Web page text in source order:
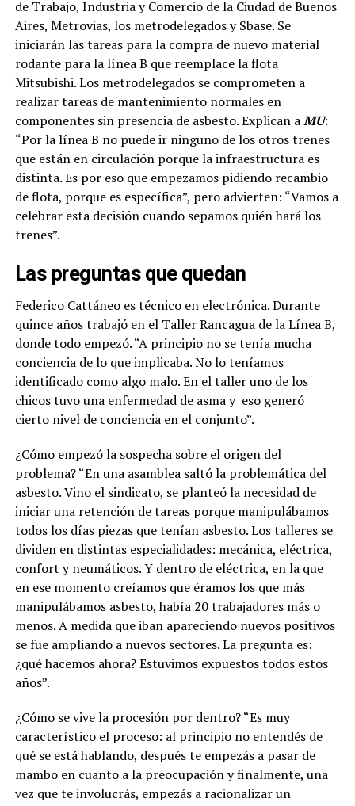
de Trabajo, Industria y Comercio de la Ciudad de Buenos
Aires, Metrovias, los metrodelegados y Sbase. Se
iniciarán las tareas para la compra de nuevo material
rodante para la línea B que reemplace la flota
Mitsubishi. Los metrodelegados se comprometen a
realizar tareas de mantenimiento normales en
componentes sin presencia de asbesto. Explican aMU:
“Por la línea B no puede ir ninguno de los otros trenes
que están en circulación porque la infraestructura es
distinta. Es por eso que empezamos pidiendo recambio
de flota, porque es específica”, pero advierten: “Vamos a
celebrar esta decisión cuando sepamos quién hará los
trenes”.
Las preguntas que quedan
Federico Cattáneo es técnico en electrónica. Durante
quince años trabajó en el Taller Rancagua de la Línea B,
donde todo empezó. “A principio no se tenía mucha
conciencia de lo que implicaba. No lo teníamos
identificado como algo malo. En el taller uno de los
chicos tuvo una enfermedad de asma y eso generó
cierto nivel de conciencia en el conjunto”.
¿Cómo empezó la sospecha sobre el origen del
problema? “En una asamblea saltó la problemática del
asbesto. Vino el sindicato, se planteó la necesidad de
iniciar una retención de tareas porque manipulábamos
todos los días piezas que tenían asbesto. Los talleres se
dividen en distintas especialidades: mecánica, eléctrica,
confort y neumáticos. Y dentro de eléctrica, en la que
en ese momento creíamos que éramos los que más
manipulábamos asbesto, había 20 trabajadores más o
menos. A medida que iban apareciendo nuevos positivos
se fue ampliando a nuevos sectores. La pregunta es:
¿qué hacemos ahora? Estuvimos expuestos todos estos
años”.
¿Cómo se vive la procesión por dentro? “Es muy
característico el proceso: al principio no entendés de
qué se está hablando, después te empezás a pasar de
mambo en cuanto a la preocupación y finalmente, una
vez que te involucrás, empezás a racionalizar un